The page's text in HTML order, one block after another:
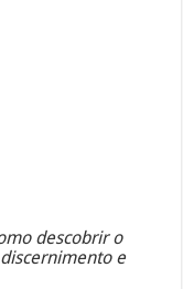
descobrir o
e